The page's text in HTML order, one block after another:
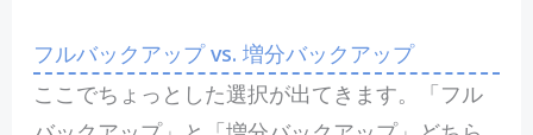
フルバックアップ vs. 増分バックアップ
ここでちょっとした選択が出てきます。「フル